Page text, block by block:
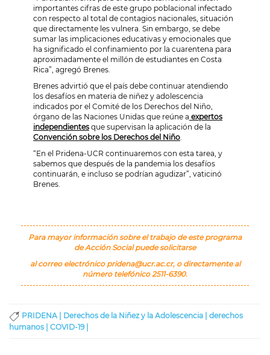
importantes cifras de este grupo poblacional infectado
con respecto al total de contagios nacionales, situación
que directamente les vulnera. Sin embargo, se debe
sumar las implicaciones educativas y emocionales que
ha significado el confinamiento por la cuarentena para
aproximadamente el millón de estudiantes en Costa
Rica”, agregó Brenes.
Brenes advirtió que el país debe continuar atendiendo
los desafíos en materia de niñez y adolescencia
indicados por el Comité de los Derechos del Niño,
órgano de las Naciones Unidas que reúne a expertos
independientes que supervisan la aplicación de la
Convención sobre los Derechos del Niño
“En el Pridena-UCR continuaremos con esta tarea, y
sabemos que después de la pandemia los desafíos
continuarán, e incluso se podrían agudizar”, vaticinó
Brenes.
Para mayor información sobre el trabajo de este programa
de Acción Social puede solicitarse
al correo electrónico pridena@ucr.ac.cr, o directamente al
número telefónico 2511-6390.
PRIDENA | Derechos de la Niñez y la Adolescencia | derechos
humanos | COVID-19 |